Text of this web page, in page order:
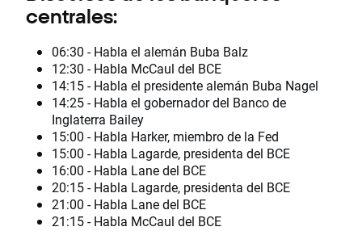
centrales:
06:30 - Habla el alemán Buba Balz
12:30 - Habla McCaul del BCE
14:15 - Habla el presidente alemán Buba Nagel
14:25 - Habla el gobernador del Banco de
Inglaterra Bailey
15:00 - Habla Harker, miembro de la Fed
15:00 - Habla Lagarde, presidenta del BCE
16:00 - Habla Lane del BCE
20:15 - Habla Lagarde, presidenta del BCE
21:00 - Habla Lane del BCE
21:15 - Habla McCaul del BCE